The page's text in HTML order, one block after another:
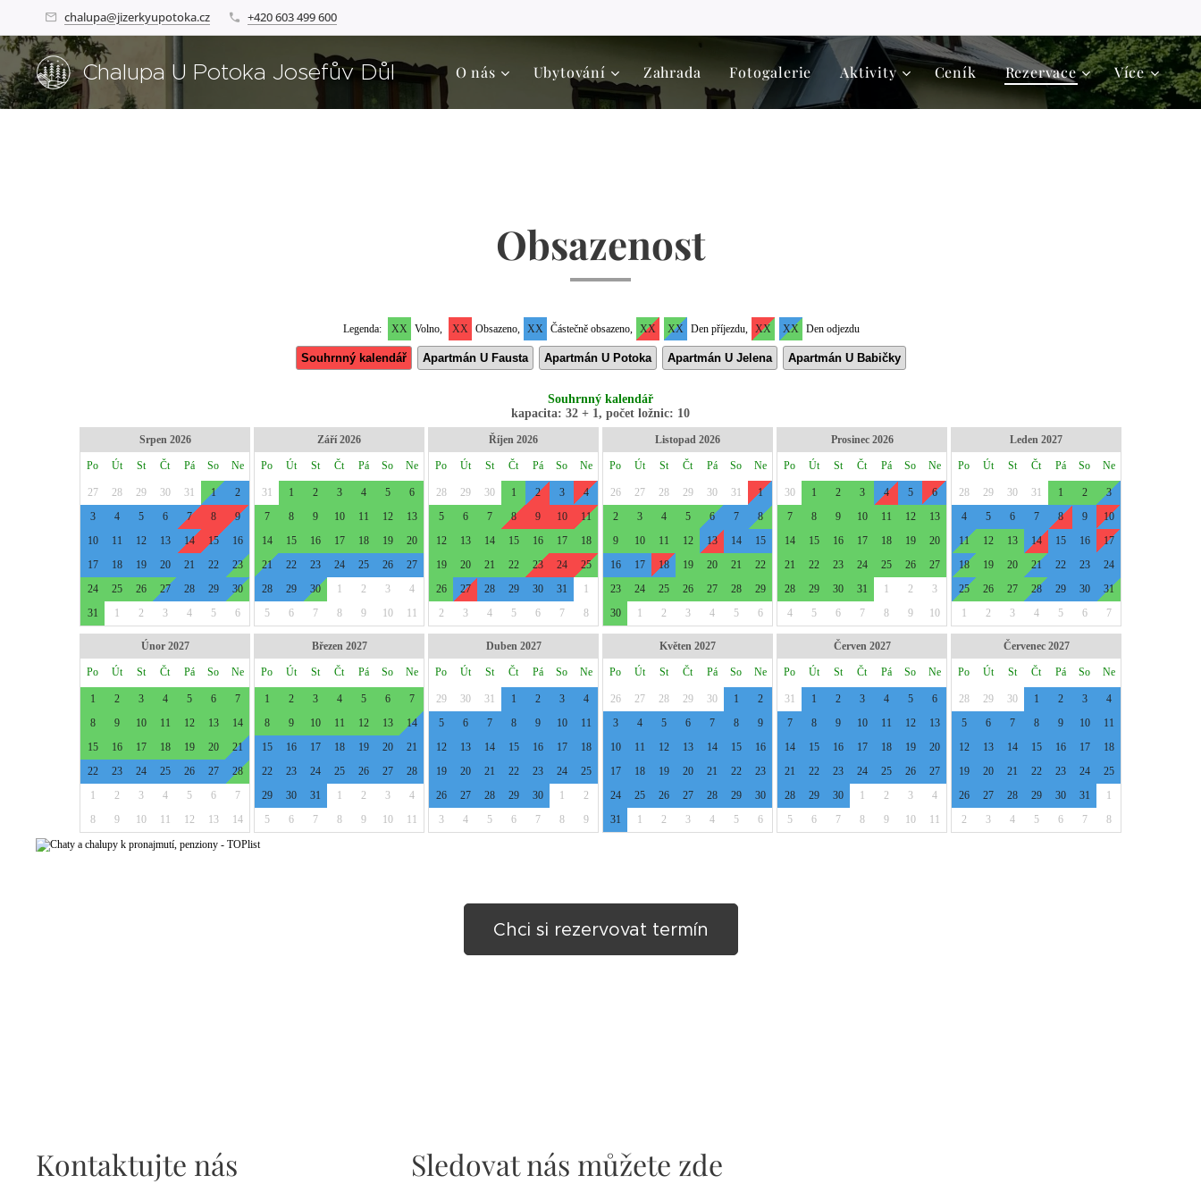
chalupa@jizerkyupotoka.cz +420 603 499 600
Chalupa U Potoka Josefův Důl O nás Ubytování Zahrada Fotogalerie Aktivity Ceník Rezervace Více
Obsazenost
Chci si rezervovat termín
Kontaktujte nás Sledovat nás můžete zde